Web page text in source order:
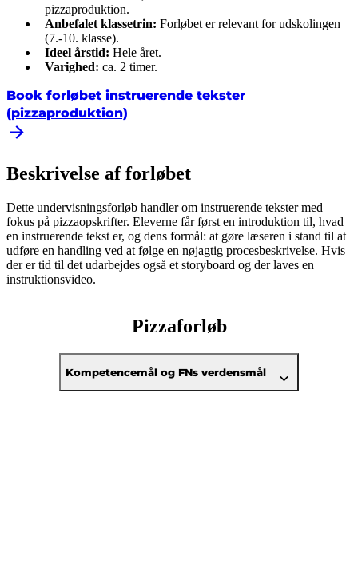
pizzaproduktion.
Anbefalet klassetrin: Forløbet er relevant for udskolingen
(7.-10. klasse).
Ideel årstid: Hele året.
Varighed: ca. 2 timer.
Book forløbet instruerende tekster
(pizzaproduktion)
Beskrivelse af forløbet
Dette undervisningsforløb handler om instruerende tekster med
fokus på pizzaopskrifter. Eleverne får først en introduktion til, hvad
en instruerende tekst er, og dens formål: at gøre læseren i stand til at
udføre en handling ved at følge en nøjagtig procesbeskrivelse. Hvis
der er tid til det udarbejdes også et storyboard og der laves en
instruktionsvideo.
Pizzaforløb
Kompetencemål og FNs verdensmål